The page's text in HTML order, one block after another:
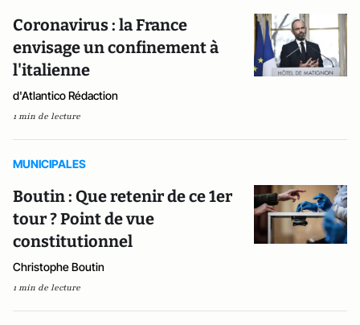
Coronavirus : la France
envisage un confinement à
l'italienne
d'Atlantico Rédaction
1 min de lecture
MUNICIPALES
Boutin : Que retenir de ce 1er
tour ? Point de vue
constitutionnel
Christophe Boutin
1 min de lecture